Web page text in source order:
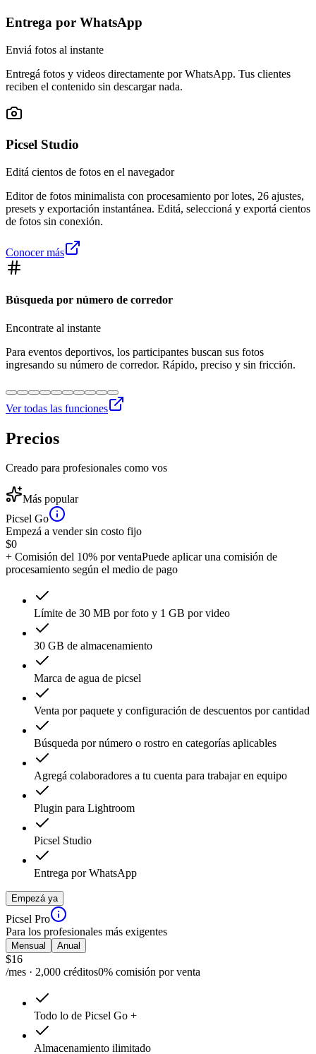
Entrega por WhatsApp
Enviá fotos al instante
Entregá fotos y videos directamente por WhatsApp. Tus clientes
reciben el contenido sin descargar nada.
Picsel Studio
Editá cientos de fotos en el navegador
Editor de fotos minimalista con procesamiento por lotes, 26 ajustes,
presets y exportación instantánea. Editá, seleccioná y exportá cientos
de fotos sin conexión.
Conocer más
Búsqueda por número de corredor
Encontrate al instante
Para eventos deportivos, los participantes buscan sus fotos
ingresando su número de corredor. Rápido, preciso y sin fricción.
Ver todas las funciones
Precios
Creado para profesionales como vos
Más popular
Picsel Go
Empezá a vender sin costo fijo
$0
+ Comisión del 10% por ventaPuede aplicar una comisión de
procesamiento según el medio de pago
Límite de 30 MB por foto y 1 GB por video
30 GB de almacenamiento
Marca de agua de picsel
Venta por paquete y configuración de descuentos por cantidad
Búsqueda por número o rostro en categorías aplicables
Agregá colaboradores a tu cuenta para trabajar en equipo
Plugin para Lightroom
Picsel Studio
Entrega por WhatsApp
Empezá ya
Picsel Pro
Para los profesionales más exigentes
Mensual Anual
$16
/mes · 2,000 créditos0% comisión por venta
Todo lo de Picsel Go +
Almacenamiento ilimitado